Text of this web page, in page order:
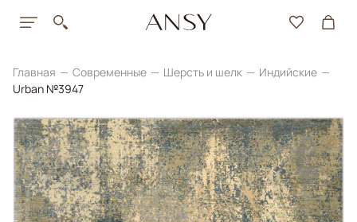
Главная Современные Шерсть и шелк
Индийские
Urban №3947